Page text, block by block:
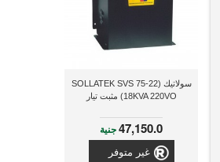
سولاتيك (SOLLATEK SVS 75-22
18KVA 220VO) مثبت تيار
47,150.0جنية
غير متوفر